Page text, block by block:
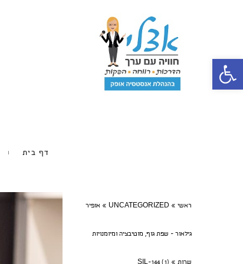
פתח סרגל נגישות
דף בית
ראשי »
UNCATEGORIZED
» אופיר
גילאור - שפת גוף, מוטיבציה ומיומנויות